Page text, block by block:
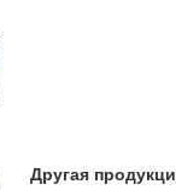
Другая